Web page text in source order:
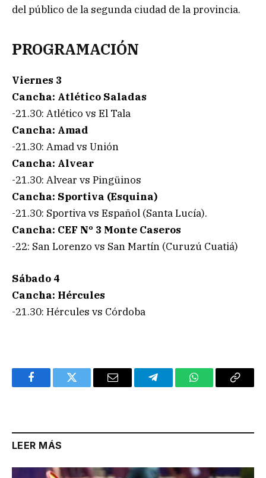
del público de la segunda ciudad de la provincia.
PROGRAMACIÓN
Viernes 3
Cancha: Atlético Saladas
-21.30: Atlético vs El Tala
Cancha: Amad
-21.30: Amad vs Unión
Cancha: Alvear
-21.30: Alvear vs Pingüinos
Cancha: Sportiva (Esquina)
-21.30: Sportiva vs Español (Santa Lucía).
Cancha: CEF Nº 3 Monte Caseros
-22: San Lorenzo vs San Martín (Curuzú Cuatiá)
Sábado 4
Cancha: Hércules
-21.30: Hércules vs Córdoba
FacebookTwitter Email TelegramWhatsAppCopy
LEER MÁS